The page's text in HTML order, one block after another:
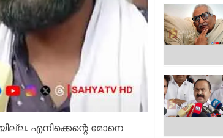
എനിക്കെന്റെ മോനെ